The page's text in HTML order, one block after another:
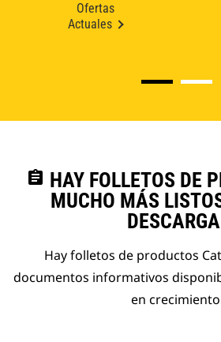
Ofertas
Actuales
assignment HAY FOLLETOS DE
MUCHO MÁS
Hay folletos de productos
documentos informativos
en